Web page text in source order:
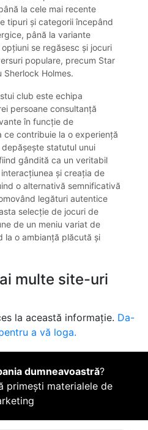
la cele mai recente
tipuri și categorii începând
până la variante
se regăsesc și jocuri
populare, precum Star
Sherlock Holmes.
club este echipa
persoane consultanță
în funcție de
ce contribuie la o experiență
depășește statutul unui
gândită ca un veritabil
și creația de
o alternativă semnificativă
legături autentice
selecție de jocuri de
de un meniu variat de
la o ambianță plăcută și
multe site-uri
la această informație. Da-
a vă loga.
dumneavoastră?
primești materialele de